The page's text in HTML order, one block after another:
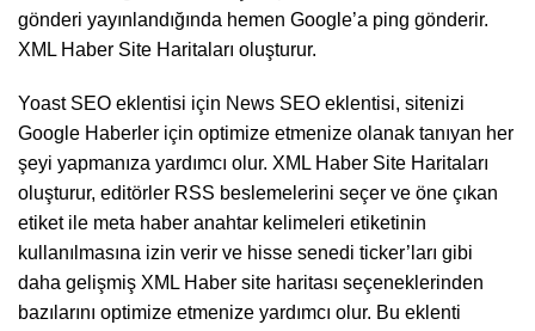
gönderi yayınlandığında hemen Google’a ping gönderir.
XML Haber Site Haritaları oluşturur.
Yoast SEO eklentisi için News SEO eklentisi, sitenizi
Google Haberler için optimize etmenize olanak tanıyan her
şeyi yapmanıza yardımcı olur. XML Haber Site Haritaları
oluşturur, editörler RSS beslemelerini seçer ve öne çıkan
etiket ile meta haber anahtar kelimeleri etiketinin
kullanılmasına izin verir ve hisse senedi ticker’ları gibi
daha gelişmiş XML Haber site haritası seçeneklerinden
bazılarını optimize etmenize yardımcı olur. Bu eklenti